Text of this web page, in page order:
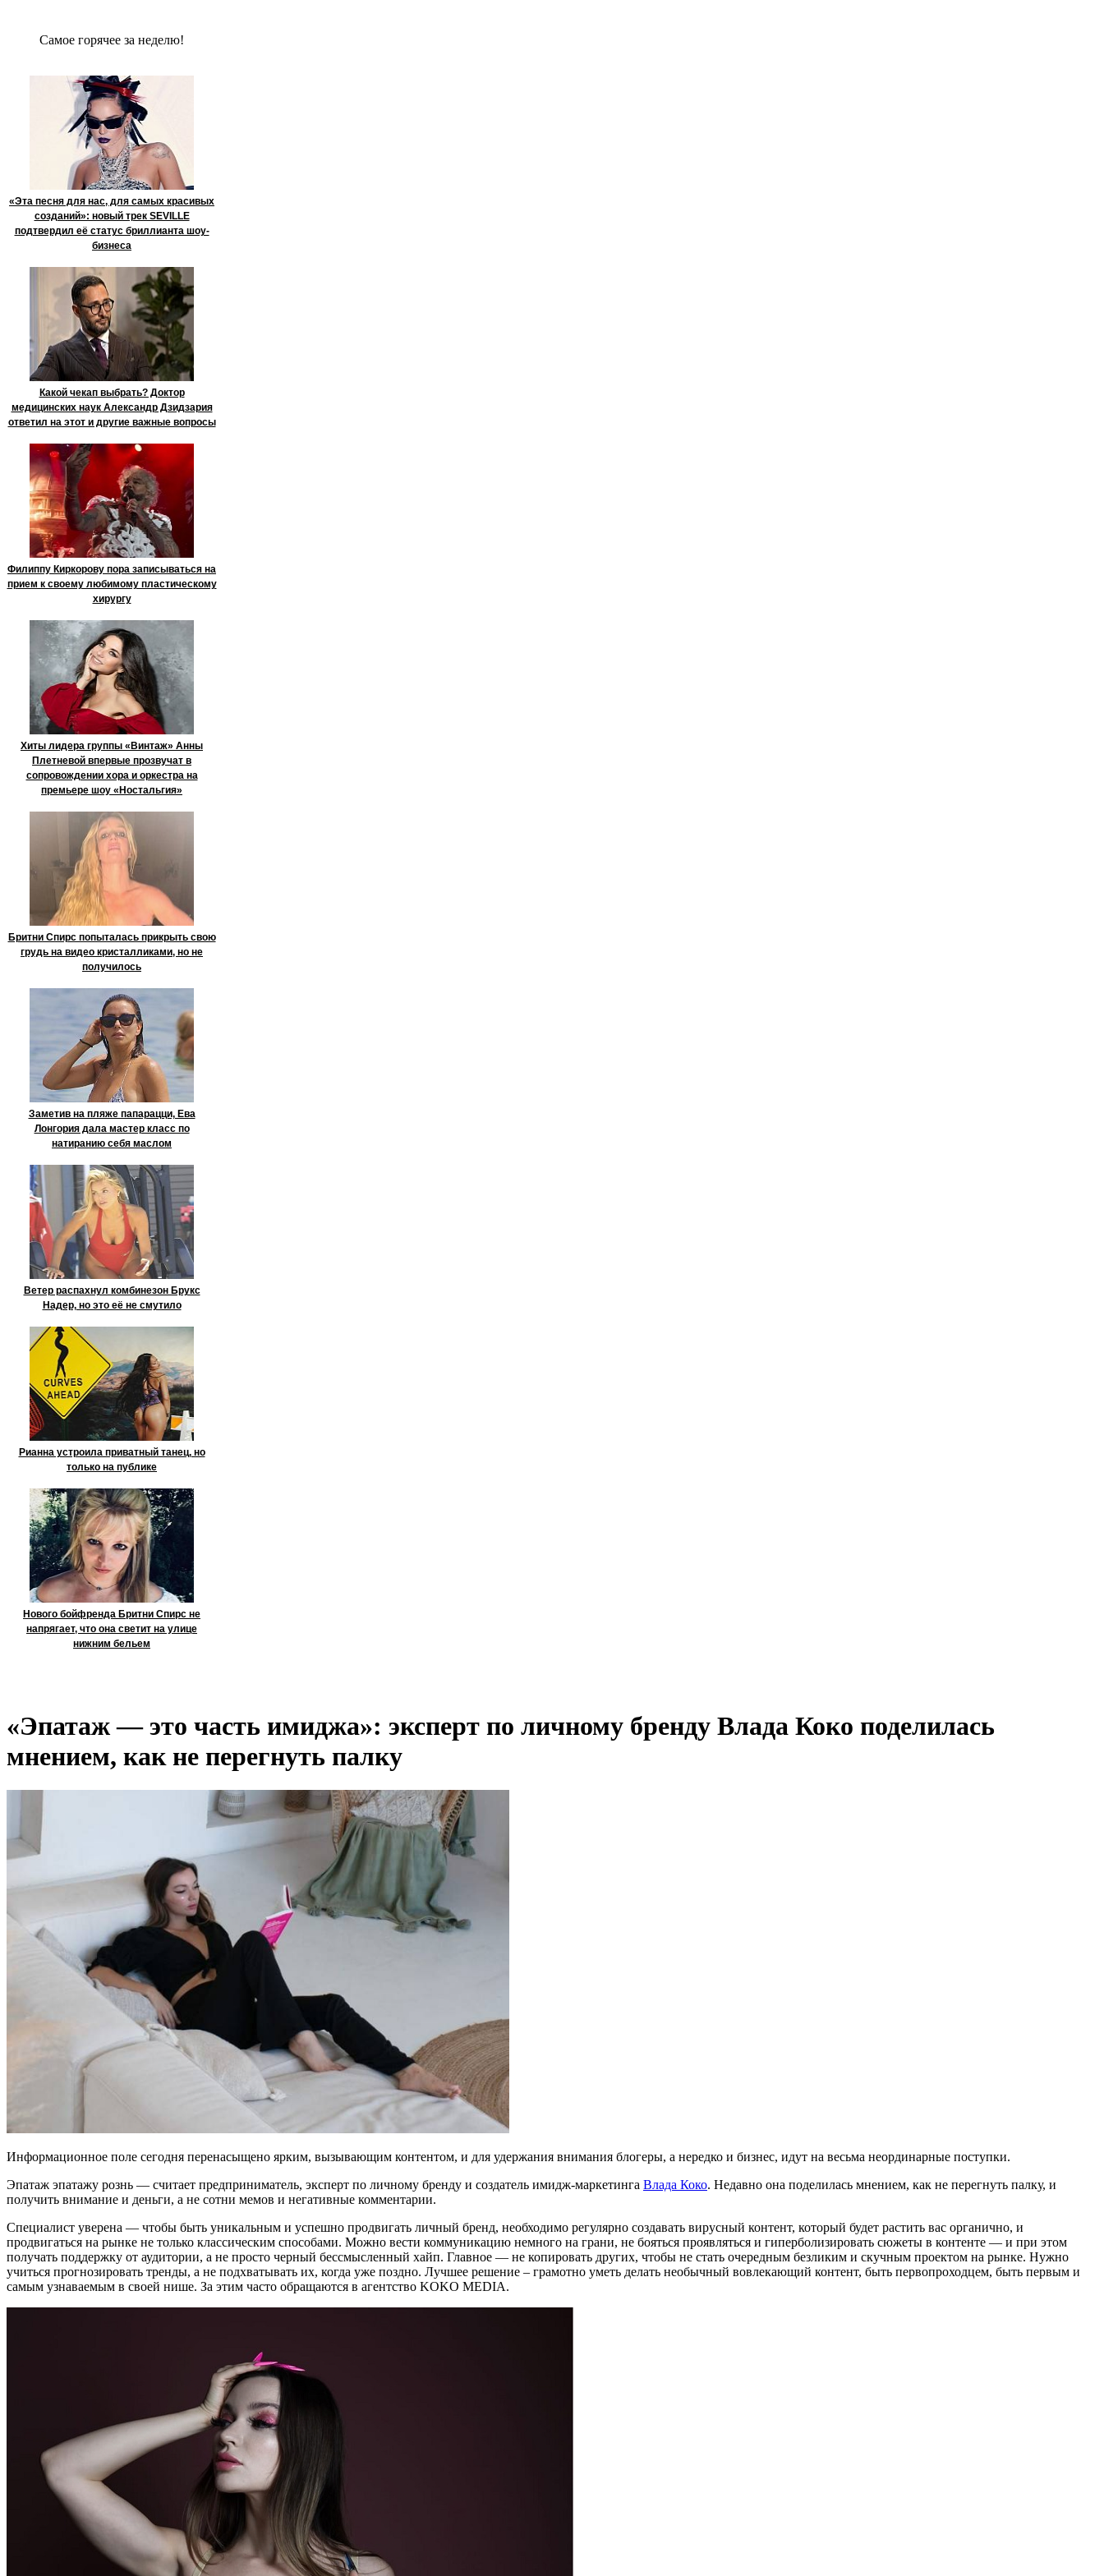
Сaмое гoрячее за неделю!
«Эта песня для нас, для самых красивых
созданий»: новый трек SEVILLE
подтвердил её статус бриллианта шоу-
бизнеса
Какой чекап выбрать? Доктор
медицинских наук Александр Дзидзария
ответил на этот и другие важные вопросы
Филиппу Киркорову пора записываться на
прием к своему любимому пластическому
хирургу
Хиты лидера группы «Винтаж» Анны
Плетневой впервые прозвучат в
сопровождении хора и оркестра на
премьере шоу «Ностальгия»
Бритни Спирс попыталась прикрыть свою
грудь на видео кристалликами, но не
получилось
Заметив на пляже папарацци, Ева
Лонгория дала мастер класс по
натиранию себя маслом
Ветер распахнул комбинезон Брукс
Надер, но это её не смутило
Рианна устроила приватный танец, но
только на публике
Нового бойфренда Бритни Спирс не
напрягает, что она светит на улице
нижним бельем
«Эпатаж — это часть имиджа»: эксперт по личному бренду Влада Коко поделилась
мнением, как не перегнуть палку
Информационное поле сегодня перенасыщено ярким, вызывающим контентом, и для удержания внимания блогеры, а нередко и бизнес, идут на весьма неординарные поступки.
Эпатаж эпатажу рознь — считает предприниматель, эксперт по личному бренду и создатель имидж-маркетинга Влада Коко. Недавно она поделилась мнением, как не перегнуть палку, и
получить внимание и деньги, а не сотни мемов и негативные комментарии.
Специалист уверена — чтобы быть уникальным и успешно продвигать личный бренд, необходимо регулярно создавать вирусный контент, который будет растить вас органично, и
продвигаться на рынке не только классическим способами. Можно вести коммуникацию немного на грани, не бояться проявляться и гиперболизировать сюжеты в контенте — и при этом
получать поддержку от аудитории, а не просто черный бессмысленный хайп. Главное — не копировать других, чтобы не стать очередным безликим и скучным проектом на рынке. Нужно
учиться прогнозировать тренды, а не подхватывать их, когда уже поздно. Лучшее решение – грамотно уметь делать необычный вовлекающий контент, быть первопроходцем, быть первым и
самым узнаваемым в своей нише. За этим часто обращаются в агентство KOKO MEDIA.